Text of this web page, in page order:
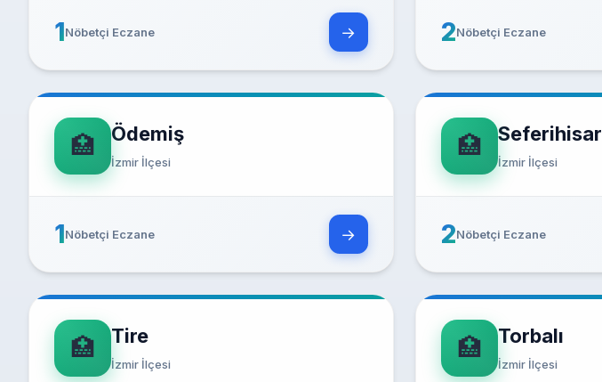
1Nöbetçi Eczane → 2Nöbetçi Eczane
🏥 Ödemiş
İzmir İlçesi
1Nöbetçi Eczane →
🏥 Seferihisar
İzmir İlçesi
2Nöbetçi Eczane
🏥 Tire
İzmir İlçesi
🏥 Torbalı
İzmir İlçesi